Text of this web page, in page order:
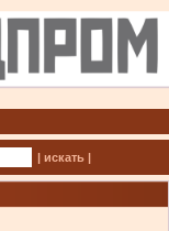
| искать |